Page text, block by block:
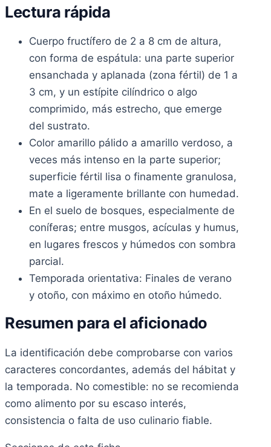
Lectura rápida
Cuerpo fructífero de 2 a 8 cm de altura,
con forma de espátula: una parte superior
ensanchada y aplanada (zona fértil) de 1 a
3 cm, y un estípite cilíndrico o algo
comprimido, más estrecho, que emerge
del sustrato.
Color amarillo pálido a amarillo verdoso, a
veces más intenso en la parte superior;
superficie fértil lisa o finamente granulosa,
mate a ligeramente brillante con humedad.
En el suelo de bosques, especialmente de
coníferas; entre musgos, acículas y humus,
en lugares frescos y húmedos con sombra
parcial.
Temporada orientativa: Finales de verano
y otoño, con máximo en otoño húmedo.
Resumen para el aficionado
La identificación debe comprobarse con varios
caracteres concordantes, además del hábitat y
la temporada. No comestible: no se recomienda
como alimento por su escaso interés,
consistencia o falta de uso culinario fiable.